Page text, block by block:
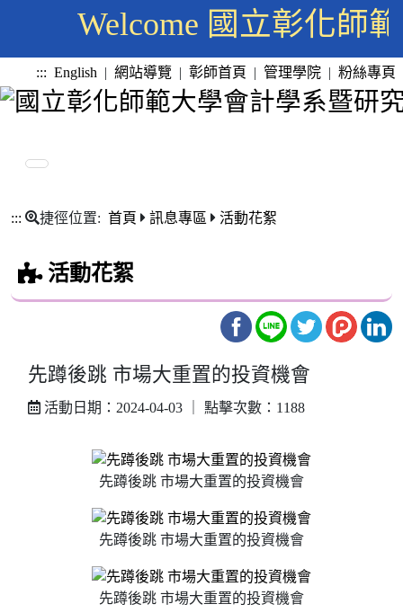
Welcome 國立彰化師
::: English | 網站導覽 | 彰師首頁 | 管理學院 | 粉絲專頁
::: 捷徑位置: 首頁 訊息專區 活動花絮
活動花絮
先蹲後跳 市場大重置的投資機會
活動日期：2024-04-03 ｜ 點擊次數：1188
先蹲後跳 市場大重置的投資機會
先蹲後跳 市場大重置的投資機會
先蹲後跳 市場大重置的投資機會